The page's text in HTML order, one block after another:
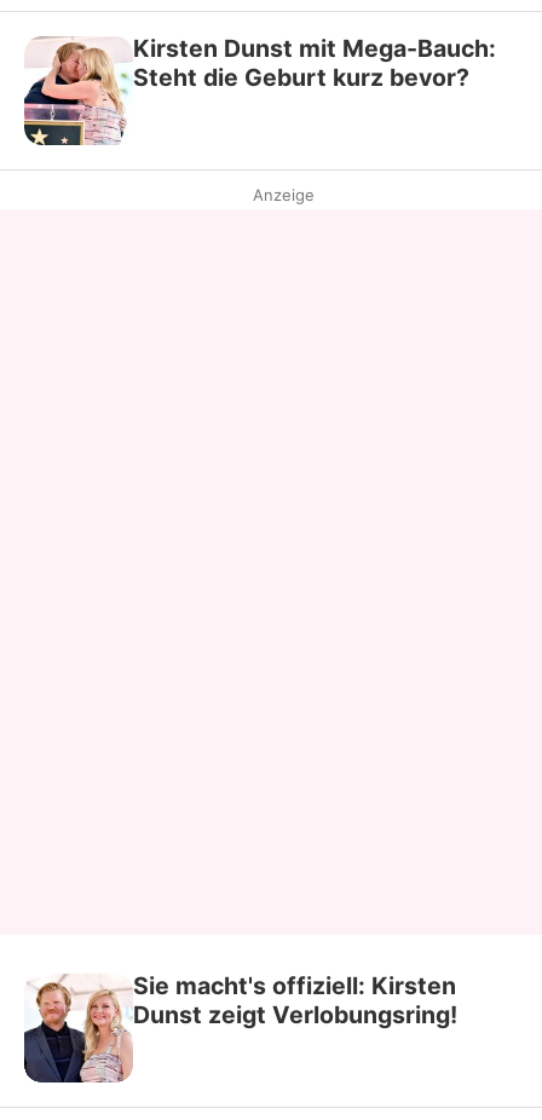
Kirsten Dunst mit Mega-Bauch:
Steht die Geburt kurz bevor?
Anzeige
Sie macht's offiziell: Kirsten
Dunst zeigt Verlobungsring!